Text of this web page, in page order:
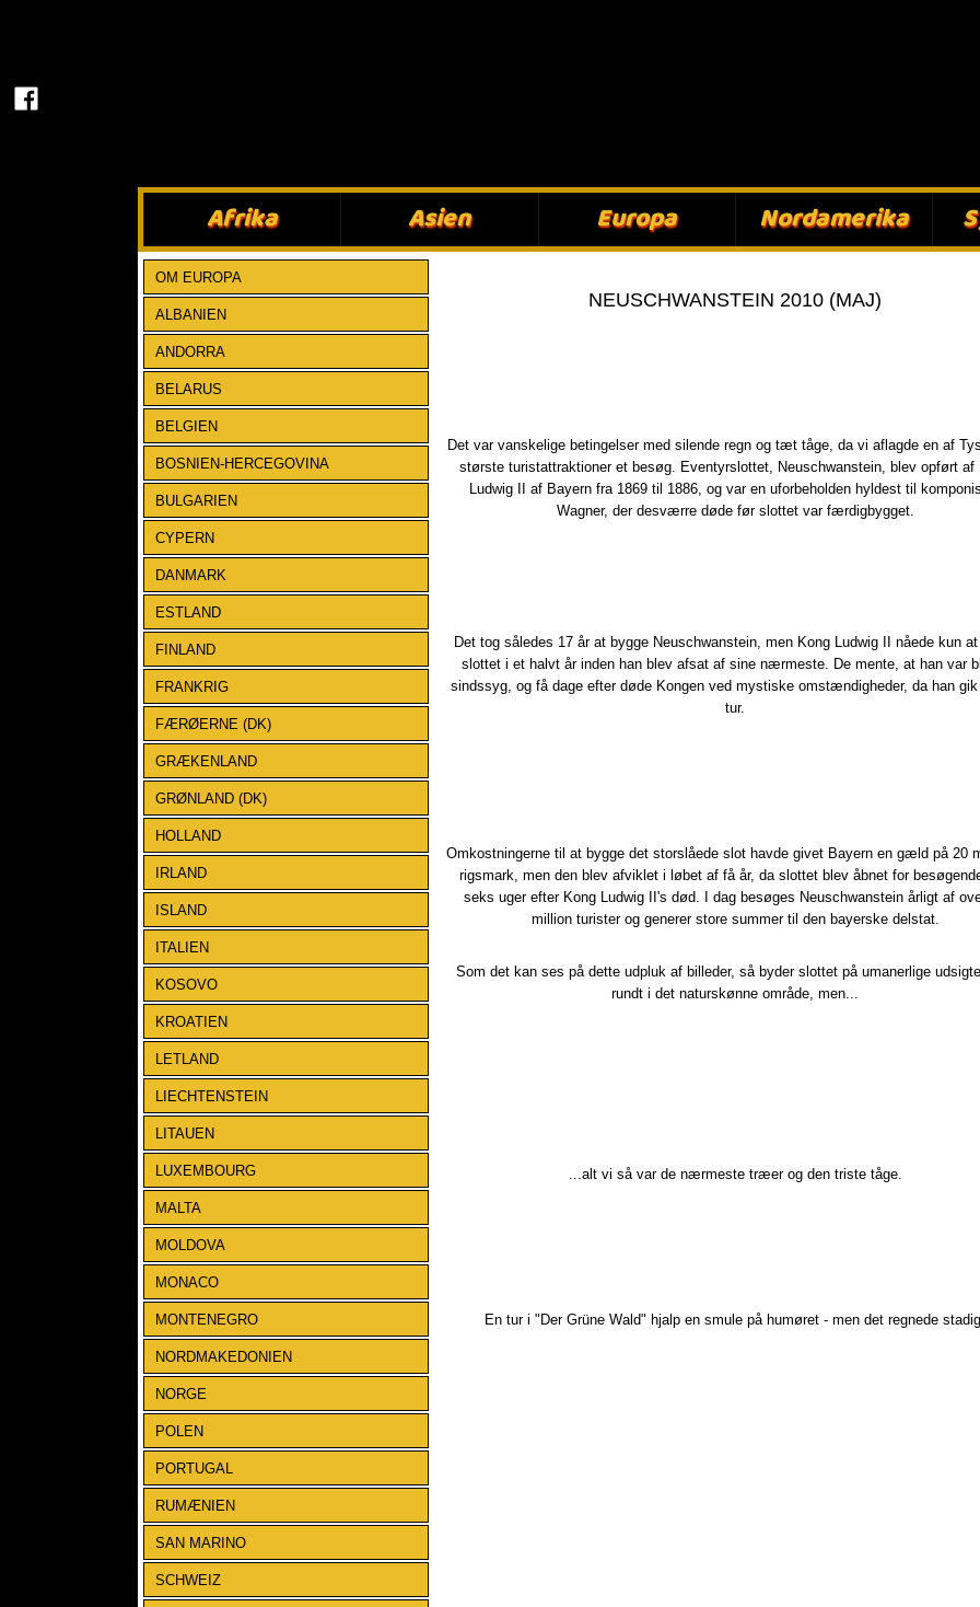
Afrika​ Asien​ Europa​ Nordamerika​
OM EUROPA
ALBANIEN
ANDORRA
BELARUS
BELGIEN
BOSNIEN-HERCEGOVINA
BULGARIEN
CYPERN
DANMARK
ESTLAND
FINLAND
FRANKRIG
FÆRØERNE (DK)
GRÆKENLAND
GRØNLAND (DK)
HOLLAND
IRLAND
ISLAND
ITALIEN
KOSOVO
KROATIEN
LETLAND
LIECHTENSTEIN
LITAUEN
LUXEMBOURG
MALTA
MOLDOVA
MONACO
MONTENEGRO
NORDMAKEDONIEN
NORGE
POLEN
PORTUGAL
RUMÆNIEN
SAN MARINO
SCHWEIZ
NEUSCHWANSTEIN 2010 (MAJ)
​Det var vanskelige betingelser med silende regn og tæt tåge, da vi aflagde en af
største turistattraktioner et besøg. Eventyrslottet, Neuschwanstein, blev opført af
Ludwig II af Bayern fra 1869 til 1886, og var en uforbeholden hyldest til
Wagner, der desværre døde før slottet var færdigbygget.
Det tog således 17 år at bygge Neuschwanstein, men Kong Ludwig II nåede kun
slottet i et halvt år inden han blev afsat af sine nærmeste. De mente, at han var
sindssyg, og få dage efter døde Kongen ved mystiske omstændigheder, da han
tur.​
​Omkostningerne til at bygge det storslåede slot havde givet Bayern en gæld på 20
rigsmark, men den blev afviklet i løbet af få år, da slottet blev åbnet for
seks uger efter Kong Ludwig II's død. I dag besøges Neuschwanstein årligt af
million turister og generer store summer til den bayerske delstat.
Som det kan ses på dette udpluk af billeder, så byder slottet på umanerlige
rundt i det naturskønne område, men...​
​...alt vi så var de nærmeste træer og den triste tåge.
En tur i "Der Grüne Wald" hjalp en smule på humøret - men det regnede